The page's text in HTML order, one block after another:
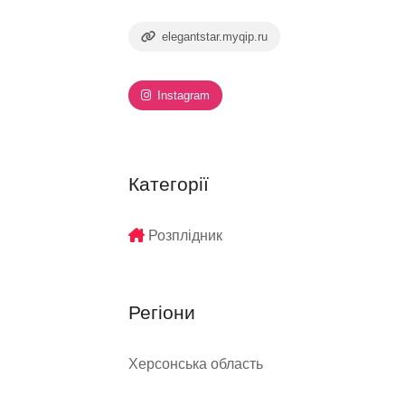
elegantstar.myqip.ru
Instagram
Категорії
Розплідник
Регіони
Херсонська область